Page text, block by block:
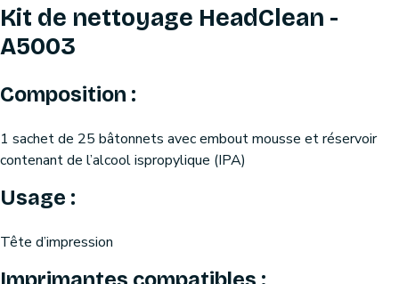
Kit de nettoyage HeadClean -
A5003
Composition :
1 sachet de 25 bâtonnets avec embout mousse et réservoir
contenant de l’alcool ispropylique (IPA)
Usage :
Tête d’impression